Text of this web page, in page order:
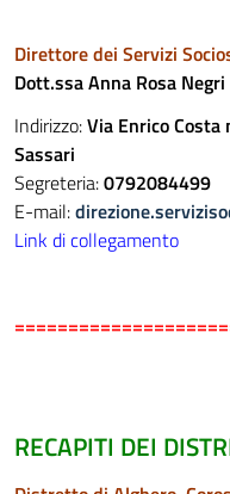
Direttore dei Servizi
Dott.ssa Anna Rosa Negri
Indirizzo:Via Enrico
Sassari
Segreteria:0792084499
E-mail:
Link di collegamento
RECAPITI DEI